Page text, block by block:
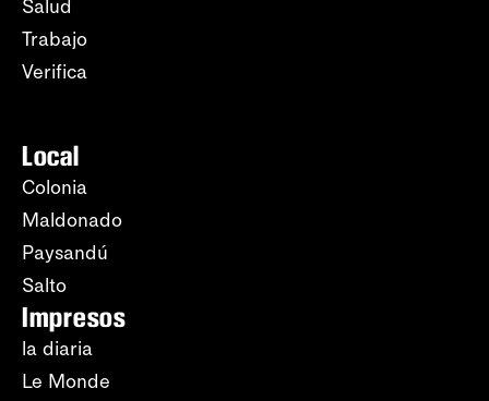
Salud
Trabajo
Verifica
Local
Colonia
Maldonado
Paysandú
Salto
Impresos
la diaria
Le Monde